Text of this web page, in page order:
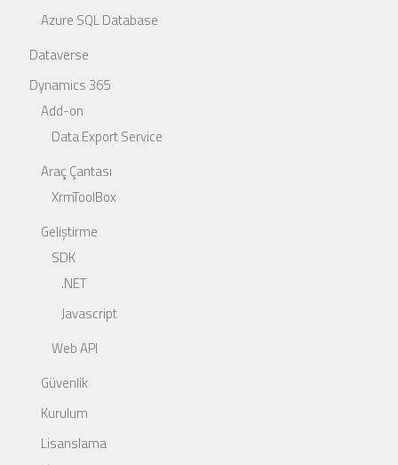
Azure SQL Database
Dataverse
Dynamics 365
Add-on
Data Export Service
Araç Çantası
XrmToolBox
Geliştirme
SDK
.NET
Javascript
Web API
Güvenlik
Kurulum
Lisanslama